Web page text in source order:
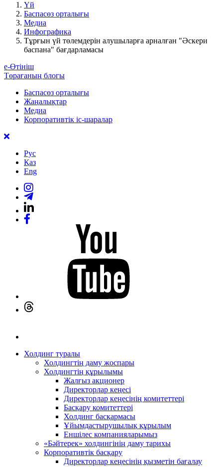
Үй
Баспасөз орталығы
Медиа
Инфографика
Тұрғын үй төлемдерін алушыларға арналған "Әскери
баспана" бағдарламасы
е-Өтініш
Төрағаның блогы
Баспасөз орталығы
Жаңалықтар
Медиа
Корпоративтік іс-шаралар
Рус
Қаз
Eng
Холдинг туралы
Холдингтің даму жоспары
Холдингтің құрылымы
Жалғыз акционер
Директорлар кеңесі
Директорлар кеңесінің комитеттері
Басқару комитеттері
Холдинг басқармасы
Ұйымдастырушылық құрылым
Еншілес компанияларымыз
«Бәйтерек» холдингінің даму тарихы
Корпоративтік басқару
Директорлар кеңесінің қызметін бағалау